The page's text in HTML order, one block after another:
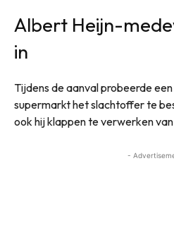
Albert Heijn-
in
Tijdens de aanval probeerde
supermarkt het slachtoffer te
ook hij klappen te verwerken
-